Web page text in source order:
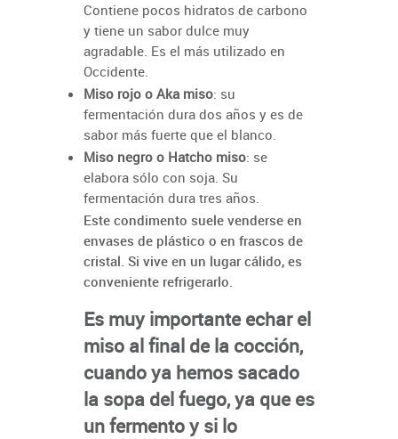
Contiene pocos hidratos de carbono
y tiene un sabor dulce muy
agradable. Es el más utilizado en
Occidente.
Miso rojo o Aka miso: su
fermentación dura dos años y es de
sabor más fuerte que el blanco.
Miso negro o Hatcho miso: se
elabora sólo con soja. Su
fermentación dura tres años.
Este condimento suele venderse en
envases de plástico o en frascos de
cristal. Si vive en un lugar cálido, es
conveniente refrigerarlo.
Es muy importante echar el
miso al final de la cocción,
cuando ya hemos sacado
la sopa del fuego, ya que es
un fermento y si lo